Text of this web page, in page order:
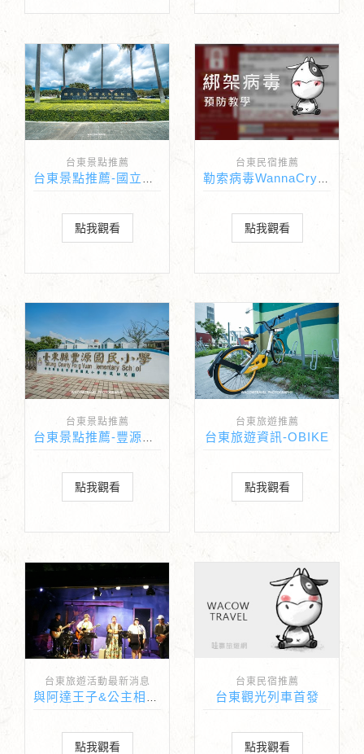
台東景點推薦
點我觀看
台東民宿推薦
點我觀看
台東景點推薦
台東景點推薦-豐源國小
點我觀看
台東旅遊推薦
台東旅遊資訊-OBIKE
點我觀看
台東旅遊活動最新消息
點我觀看
台東民宿推薦
台東觀光列車首發
點我觀看